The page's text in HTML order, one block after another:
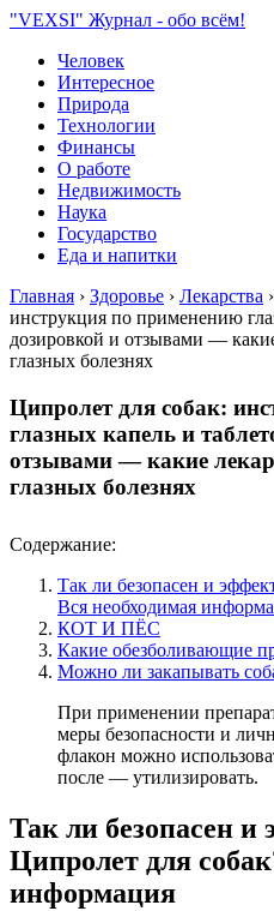
"VEXSI" Журнал - обо всём!
Человек
Интересное
Природа
Технологии
Финансы
О работе
Недвижимость
Наука
Государство
Еда и напитки
Главная › Здоровье › Лекарства ›
инструкция по применению
дозировкой и отзывами —
глазных болезнях
Ципролет для собак:
глазных капель и
отзывами — какие
глазных болезнях
Содержание:
Так ли безопасен и
Вся необходимая
КОТ И ПЁС
Какие обезболивающие
Можно ли закапывать
При применении
меры безопасности и
флакон можно
после — утилизировать.
Так ли безопасен и
Ципролет для
информация